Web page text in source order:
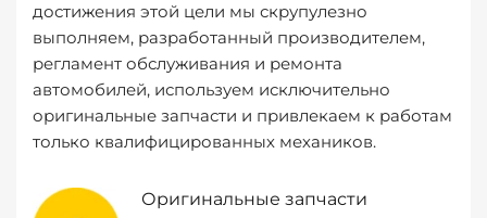
достижения этой цели мы скрупулезно
выполняем, разработанный производителем,
регламент обслуживания и ремонта
автомобилей, используем исключительно
оригинальные запчасти и привлекаем к работам
только квалифицированных механиков.
Оригинальные запчасти